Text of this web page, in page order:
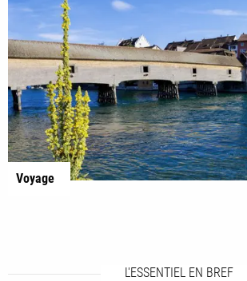
Voyage
L'ESSENTIEL EN BREF